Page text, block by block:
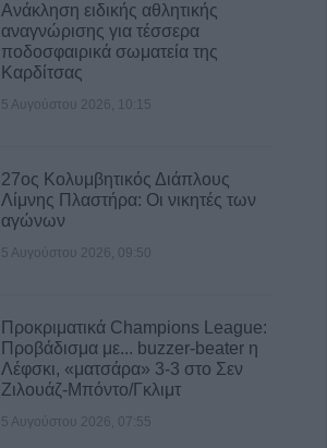
Ανάκληση ειδικής αθλητικής
αναγνώρισης για τέσσερα
ποδοσφαιρικά σωματεία της
Καρδίτσας
5 Αυγούστου 2026, 10:15
27ος Κολυμβητικός Διάπλους
Λίμνης Πλαστήρα: Οι νικητές των
αγώνων
5 Αυγούστου 2026, 09:50
Προκριματικά Champions League:
Προβάδισμα με... buzzer-beater η
Λέφσκι, «ματσάρα» 3-3 στο Σεν
Ζιλουάζ-Μπόντο/Γκλιμτ
5 Αυγούστου 2026, 07:55